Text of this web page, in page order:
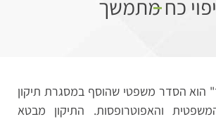
יפוי כח מתמשך
הוא הסדר משפטי שהוסף במסגרת תיקון
והאפוטרופסות. התיקון מבטא